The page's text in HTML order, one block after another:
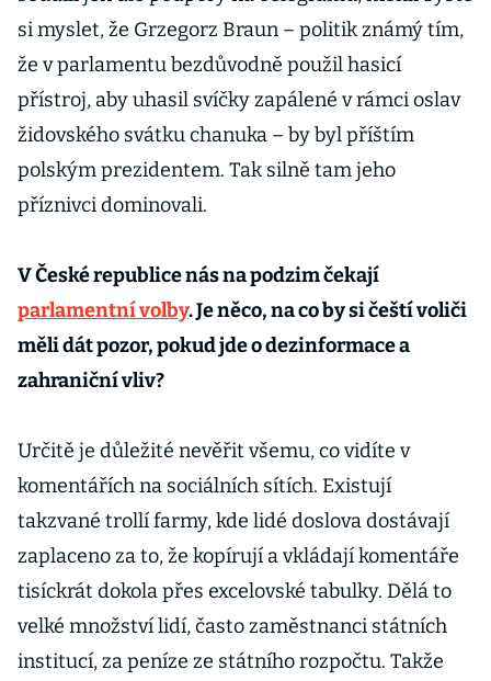
si myslet, že Grzegorz Braun – politik známý tím,
že v parlamentu bezdůvodně použil hasicí
přístroj, aby uhasil svíčky zapálené v rámci oslav
židovského svátku chanuka – by byl příštím
polským prezidentem. Tak silně tam jeho
příznivci dominovali.
V České republice nás na podzim čekají
parlamentní volby. Je něco, na co by si čeští voliči
měli dát pozor, pokud jde o dezinformace a
zahraniční vliv?
Určitě je důležité nevěřit všemu, co vidíte v
komentářích na sociálních sítích. Existují
takzvané trollí farmy, kde lidé doslova dostávají
zaplaceno za to, že kopírují a vkládají komentáře
tisíckrát dokola přes excelovské tabulky. Dělá to
velké množství lidí, často zaměstnanci státních
institucí, za peníze ze státního rozpočtu. Takže